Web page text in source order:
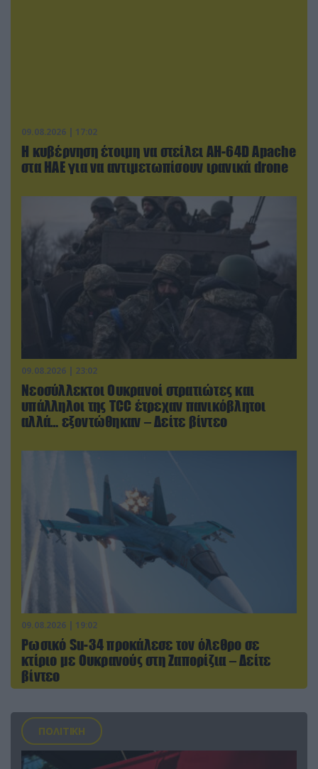
09.08.2026 | 17:02
Η κυβέρνηση έτοιμη να στείλει AH-64D Apache
στα ΗΑΕ για να αντιμετωπίσουν ιρανικά drone
09.08.2026 | 23:02
Νεοσύλλεκτοι Ουκρανοί στρατιώτες και
υπάλληλοι της TCC έτρεχαν πανικόβλητοι
αλλά… εξοντώθηκαν – Δείτε βίντεο
09.08.2026 | 19:02
Ρωσικό Su-34 προκάλεσε τον όλεθρο σε
κτίριο με Ουκρανούς στη Ζαπορίζια – Δείτε
βίντεο
ΠΟΛΙΤΙΚΗ